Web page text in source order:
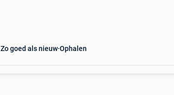
Zo goed als nieuw Ophalen